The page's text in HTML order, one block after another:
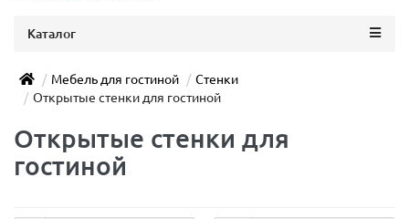
Каталог
Мебель для гостиной
Стенки
Открытые стенки для гостиной
Открытые стенки для
гостиной